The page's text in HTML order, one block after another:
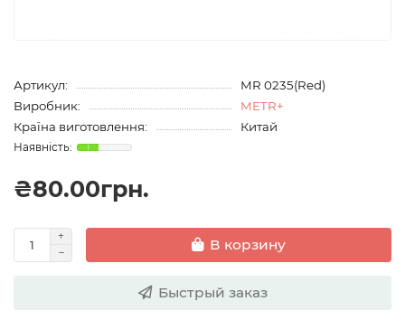
Артикул:
MR 0235(Red)
Виробник:
METR+
Країна виготовлення:
Китай
₴80.00грн.
В корзину
Быстрый заказ